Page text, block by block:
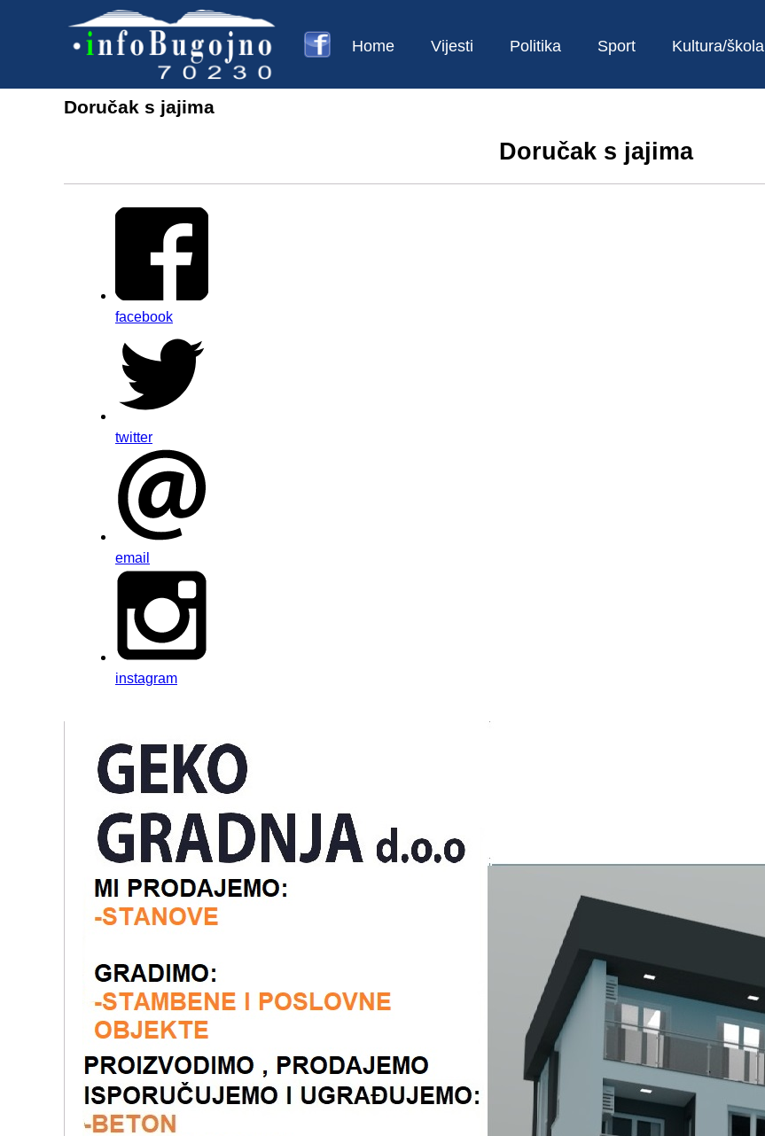
Home Vijesti Politika Sport Kultura/škola
Doručak s jajima
Doručak s jajima
facebook
twitter
email
instagram